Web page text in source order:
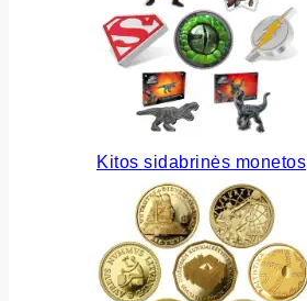
Kitos sidabrinės monetos